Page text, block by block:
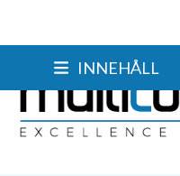
INNEHÅLL